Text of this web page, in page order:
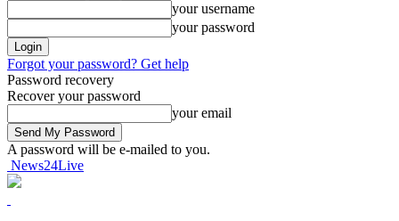
your username
your password
Forgot your password? Get help
Password recovery
Recover your password
your email
A password will be e-mailed to you.
News24Live